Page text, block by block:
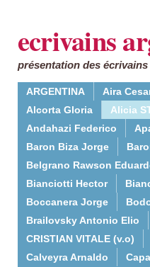
ecrivains
présentation des
ARGENTINA Aira
Alcorta Gloria
Alicia
Andahazi Federico
Baron Biza Jorge
Belgrano Rawson
Bianciotti Hector
Boccanera Jorge
Brailovsky Antonio Elio
CRISTIAN VITALE (v.o)
Calveyra Arnaldo